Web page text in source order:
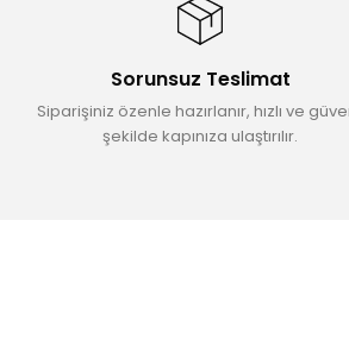
Ürün açıklamasında eksik bilgiler
Ürün fiyatı diğer sitelerden daha pahalı.
Bu ürüne benzer farklı alternatifler olmalı.
Sorunsuz Teslimat
Siparişiniz özenle hazırlanır, hızlı ve
şekilde kapınıza ulaştırılır.